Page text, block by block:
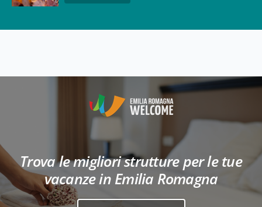
Trova le migliori strutture per le tue
vacanze in Emilia Romagna